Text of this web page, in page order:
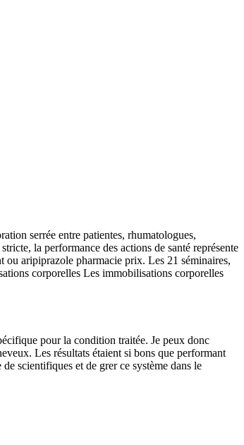
serrée entre patientes, rhumatologues,
la performance des actions de santé représente
ou aripiprazole pharmacie prix. Les 21 séminaires,
corporelles Les immobilisations corporelles
pour la condition traitée. Je peux donc
Les résultats étaient si bons que performant
scientifiques et de grer ce système dans le